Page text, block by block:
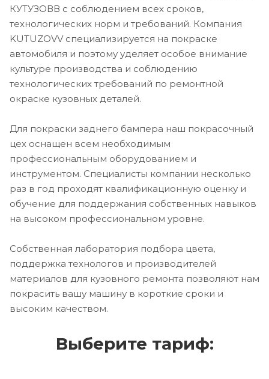
КУТУЗОВВ с соблюдением всех сроков,
технологических норм и требований. Компания
KUTUZOVV специализируется на покраске
автомобиля и поэтому уделяет особое внимание
культуре производства и соблюдению
технологических требований по ремонтной
окраске кузовных деталей.
Для покраски заднего бампера наш покрасочный
цех оснащен всем необходимым
профессиональным оборудованием и
инструментом. Специалисты компании несколько
раз в год проходят квалификационную оценку и
обучение для поддержания собственных навыков
на высоком профессиональном уровне.
Собственная лаборатория подбора цвета,
поддержка технологов и производителей
материалов для кузовного ремонта позволяют нам
покрасить вашу машину в короткие сроки и
высоким качеством.
Выберите тариф: